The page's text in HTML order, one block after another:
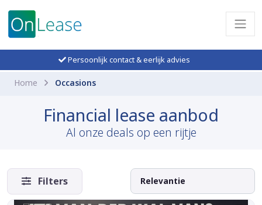
Persoonlijk contact & eerlijk advies
Home Occasions
Financial lease aanbod
Al onze deals op een rijtje
Filters